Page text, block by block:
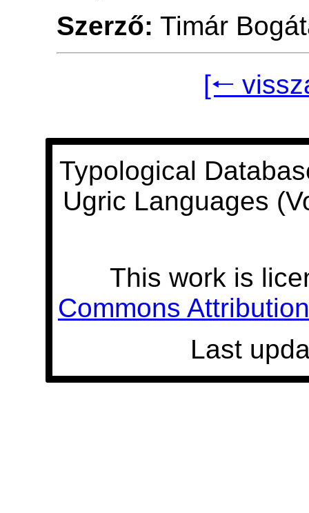
Szerző: Timár
[🠐
Typological
Ugric Languages
This work is
Commons
Last